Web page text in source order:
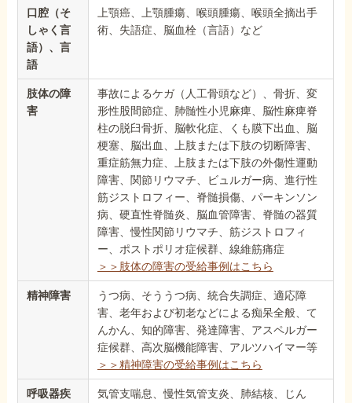
口腔（そ
しゃく言
語）、言
語
上顎癌、上顎腫瘍、喉頭腫瘍、喉頭全摘出手
術、失語症、脳血栓（言語）など
肢体の障
害
事故によるケガ（人工骨頭など）、骨折、変
形性股間節症、肺髄性小児麻痺、脳性麻痺脊
柱の脱臼骨折、脳軟化症、くも膜下出血、脳
梗塞、脳出血、上肢または下肢の切断障害、
重症筋無力症、上肢または下肢の外傷性運動
障害、関節リウマチ、ビュルガー病、進行性
筋ジストロフィー、脊髄損傷、パーキンソン
病、硬直性脊髄炎、脳血管障害、脊髄の器質
障害、慢性関節リウマチ、筋ジストロフィ
ー、ポストポリオ症候群、線維筋痛症
＞＞肢体の障害の受給事例はこちら
精神障害
うつ病、そううつ病、統合失調症、適応障
害、老年および初老などによる痴呆全般、て
んかん、知的障害、発達障害、アスペルガー
症候群、高次脳機能障害、アルツハイマー等
＞＞精神障害の受給事例はこちら
呼吸器疾
気管支喘息、慢性気管支炎、肺結核、じん